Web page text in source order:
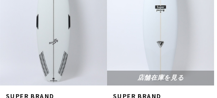
SUPER BRAND
店舗在庫を見る
SUPER BRAND